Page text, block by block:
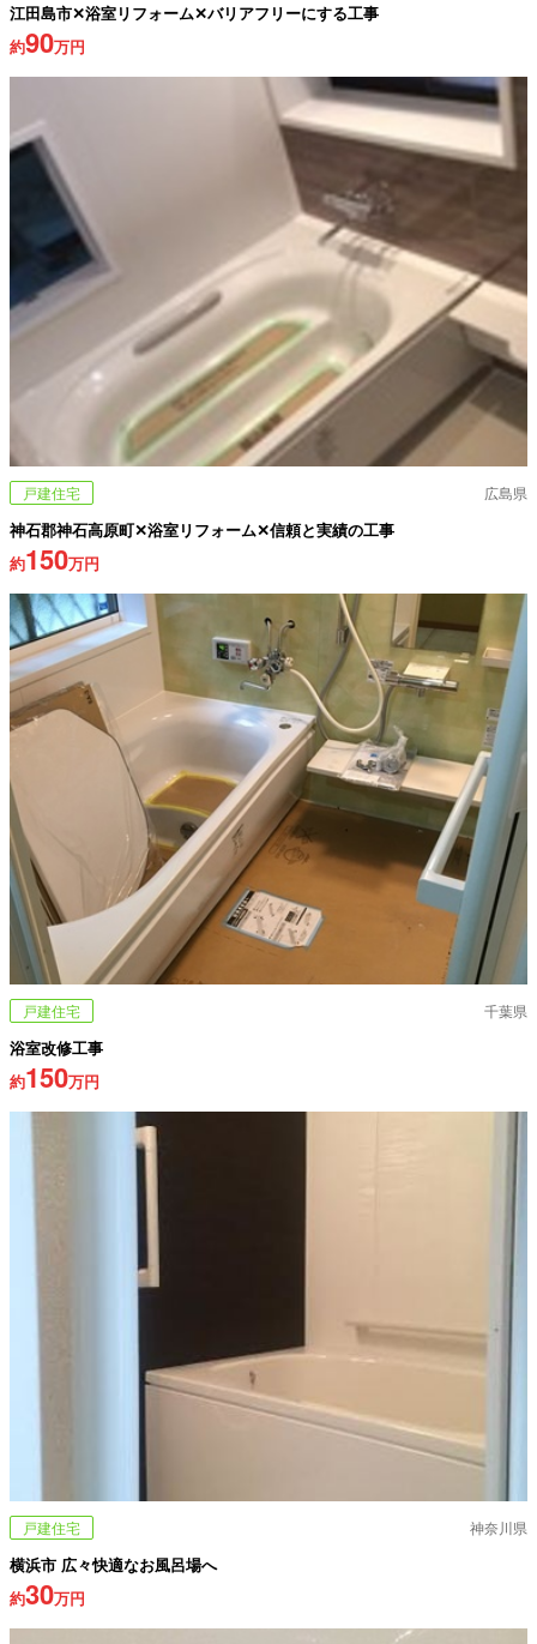
江田島市✕浴室リフォーム✕バリアフリーにする工事
約90万円
戸建住宅 広島県
神石郡神石高原町✕浴室リフォーム✕信頼と実績の工事
約150万円
戸建住宅 千葉県
浴室改修工事
約150万円
戸建住宅 神奈川県
横浜市 広々快適なお風呂場へ
約30万円